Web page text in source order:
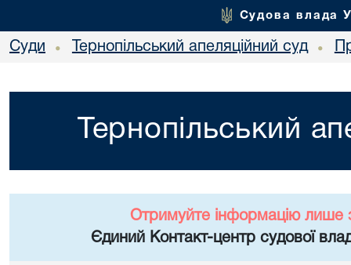
Судова влада
Суди • Тернопільський апеляційний суд •
Тернопільський
Отримуйте інформацію лише
Єдиний Контакт-центр судової